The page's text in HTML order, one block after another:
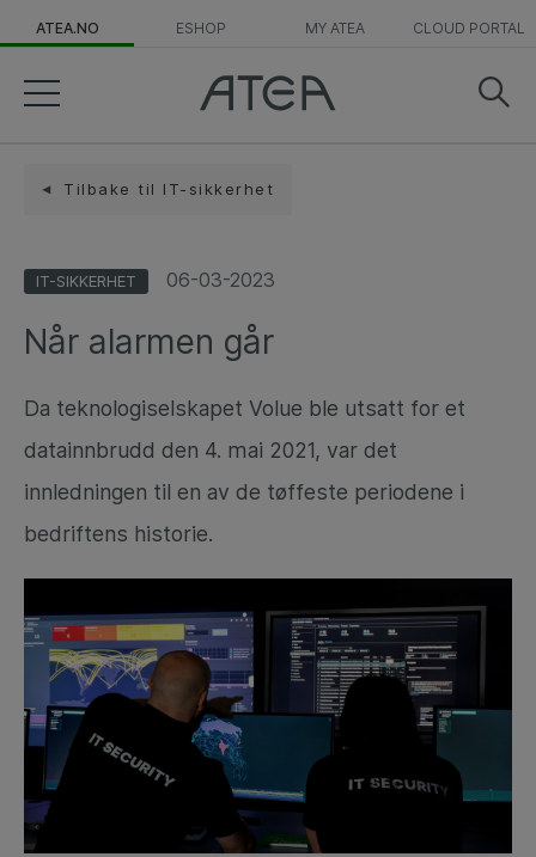
ATEA.NO ESHOP MY ATEA CLOUD PORTAL
Tilbake til IT-sikkerhet
IT-SIKKERHET 06-03-2023
Når alarmen går
Da teknologiselskapet Volue ble utsatt for et
datainnbrudd den 4. mai 2021, var det
innledningen til en av de tøffeste periodene i
bedriftens historie.